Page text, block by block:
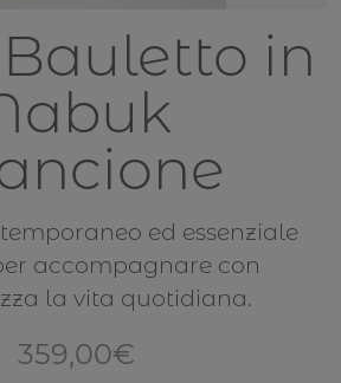
in
ed essenziale
accompagnare con
la vita quotidiana.
359,00€